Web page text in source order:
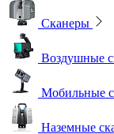
Сканеры
Воздушные
Мобильные
Наземные